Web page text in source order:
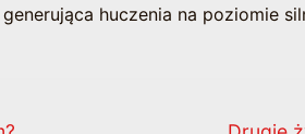
huczenia na poziomie
Następny